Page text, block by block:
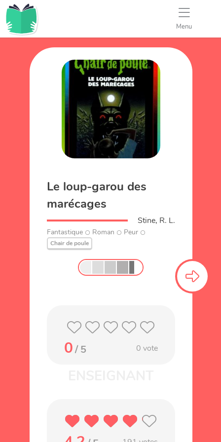
Menu
Le loup-garou des
marécages
Stine, R. L.
Fantastique Roman Peur
Chair de poule
0/ 5 0 vote